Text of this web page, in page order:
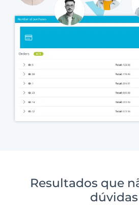
Resultados que
dúvidas